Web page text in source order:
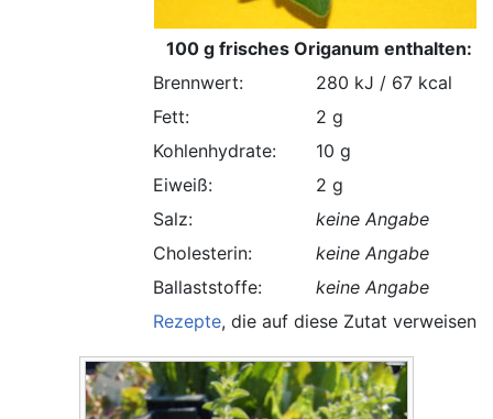
100 g frisches Origanum enthalten:
Brennwert:
280 kJ / 67 kcal
Fett:
2 g
Kohlenhydrate:
10 g
Eiweiß:
2 g
Salz:
keine Angabe
Cholesterin:
keine Angabe
Ballaststoffe:
keine Angabe
Rezepte, die auf diese Zutat verweisen.